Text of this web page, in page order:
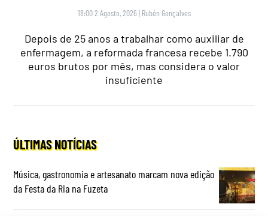
18:00 2 Agosto, 2026 | Rubén Gonçalves
Depois de 25 anos a trabalhar como auxiliar de
enfermagem, a reformada francesa recebe 1.790
euros brutos por mês, mas considera o valor
insuficiente
ÚLTIMAS NOTÍCIAS
Música, gastronomia e artesanato marcam nova edição
da Festa da Ria na Fuzeta